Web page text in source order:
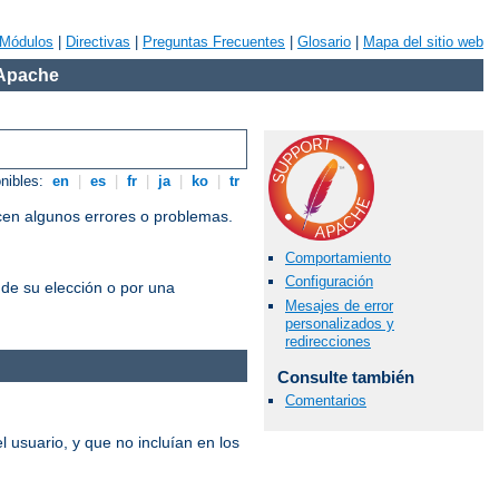
Módulos Directivas Preguntas Frecuentes Glosario Mapa del sitio web
en es fr ja ko tr
algunos errores o problemas.
su elección o por una
Comportamiento
Configuración
Mesajes de error
personalizados y
redirecciones
Consulte también
Comentarios
usuario, y que no incluían en los